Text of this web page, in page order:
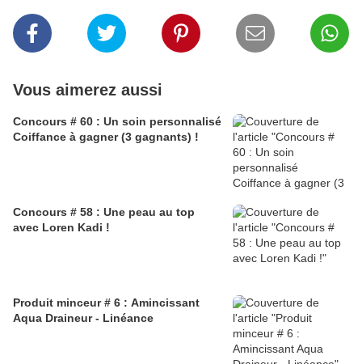
Vous aimerez aussi
Concours # 60 : Un soin personnalisé
Coiffance à gagner (3 gagnants) !
Concours # 58 : Une peau au top
avec Loren Kadi !
Produit minceur # 6 : Amincissant
Aqua Draineur - Linéance